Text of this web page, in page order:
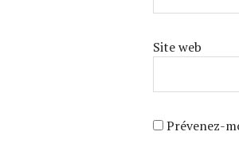
Site web
Prévenez-